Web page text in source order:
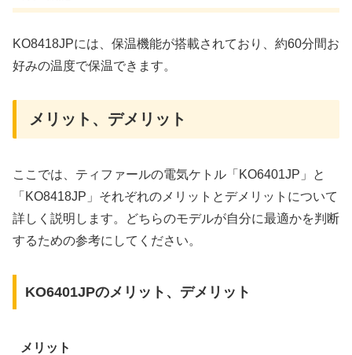
KO8418JPには、保温機能が搭載されており、約60分間お
好みの温度で保温できます。
メリット、デメリット
ここでは、ティファールの電気ケトル「KO6401JP」と
「KO8418JP」それぞれのメリットとデメリットについて
詳しく説明します。どちらのモデルが自分に最適かを判断
するための参考にしてください。
KO6401JPのメリット、デメリット
メリット